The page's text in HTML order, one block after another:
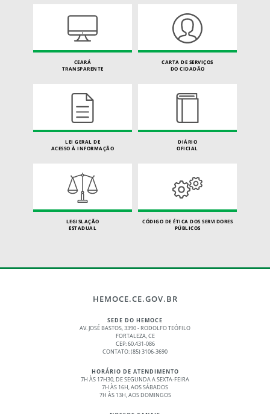
CEARÁ
TRANSPARENTE
CARTA DE SERVIÇOS
DO CIDADÃO
LEI GERAL DE
ACESSO À INFORMAÇÃO
DIÁRIO
OFICIAL
LEGISLAÇÃO
ESTADUAL
CÓDIGO DE ÉTICA DOS SERVIDORES
PÚBLICOS
HEMOCE.CE.GOV.BR
SEDE DO HEMOCE
AV. JOSÉ BASTOS, 3390 - RODOLFO TEÓFILO
FORTALEZA, CE
CEP: 60.431-086
CONTATO: (85) 3106-3690
HORÁRIO DE ATENDIMENTO
7H ÀS 17H30, DE SEGUNDA A SEXTA-FEIRA
7H ÀS 16H, AOS SÁBADOS
7H ÀS 13H, AOS DOMINGOS